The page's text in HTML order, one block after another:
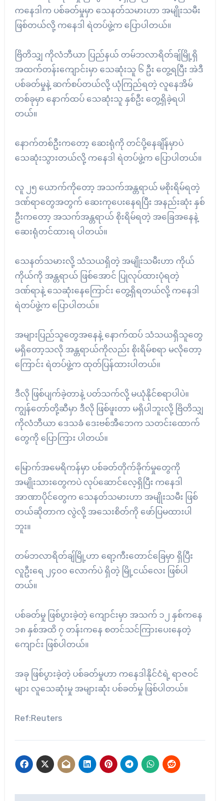
ကနေဒါက ပစ်ခတ်မှုမှာ သေနတ်သမားဟာ အမျိုးသမီး
ဖြစ်တယ်လို့ ကနေဒါ ရဲတပ်ဖွဲ့က ပြောပါတယ်။
ဗြိတိသျှ ကိုလံဘီယာ ပြည်နယ် တမ်ဘလာရိတ်ချ်မြို့ရှိ
အထက်တန်းကျောင်းမှာ သေဆုံးသူ ၆ ဦး တွေ့ရပြီး အဲဒီ
ပစ်ခတ်မှုနဲ့ ဆက်စပ်တယ်လို့ ယုံကြည်ရတဲ့ လူနေအိမ်
တစ်ခုမှာ နောက်ထပ် သေဆုံးသူ နှစ်ဦး တွေ့ရှိခဲ့ရပါ
တယ်။
နောက်တစ်ဦးကတော့ ဆေးရုံကို တင်ပို့နေချိန်မှာပဲ
သေဆုံးသွားတယ်လို့ ကနေဒါ ရဲတပ်ဖွဲ့က ပြောပါတယ်။
လူ ၂၅ ယောက်ကိုတော့ အသက်အန္တရာယ် မစိုးရိမ်ရတဲ့
ဒဏ်ရာတွေအတွက် ဆေးကုပေးနေရပြီး အနည်းဆုံး နှစ်
ဦးကတော့ အသက်အန္တရာယ် စိုးရိမ်ရတဲ့ အခြေအနေနဲ့
ဆေးရုံတင်ထားရ ပါတယ်။
သေနတ်သမားလို့ သံသယရှိတဲ့ အမျိုးသမီးဟာ ကိုယ်
ကိုယ်ကို အန္တရာယ် ဖြစ်အောင် ပြုလုပ်ထားပုံရတဲ့
ဒဏ်ရာနဲ့ သေဆုံးနေကြောင်း တွေ့ရှိရတယ်လို့ ကနေဒါ
ရဲတပ်ဖွဲ့က ပြောပါတယ်။
အများပြည်သူတွေအနေနဲ့ နောက်ထပ် သံသယရှိသူတွေ
မရှိတော့သလို အန္တရာယ်ကိုလည်း စိုးရိမ်စရာ မလိုတော့
ကြောင်း ရဲတပ်ဖွဲ့က ထုတ်ပြန်ထားပါတယ်။
ဒီလို ဖြစ်ပျက်ခဲ့တာနဲ့ ပတ်သက်လို့ မယုံနိုင်စရာပါပဲ။
ကျွန်တော်တို့ဆီမှာ ဒီလို ဖြစ်ဖူးတာ မရှိပါဘူးလို့ ဗြိတိသျှ
ကိုလံဘီယာ ဒေသခံ ဒေးဗစ်အီဘေက သတင်းထောက်
တွေကို ပြောကြား ပါတယ်။
မြောက်အမေရိကန်မှာ ပစ်ခတ်တိုက်ခိုက်မှုတွေကို
အမျိုးသားတွေကပဲ လုပ်ဆောင်လေ့ရှိပြီး ကနေဒါ
အာဏာပိုင်တွေက သေနတ်သမားဟာ အမျိုးသမီး ဖြစ်
တယ်ဆိုတာက လွဲလို့ အသေးစိတ်ကို ဖော်ပြမထားပါ
ဘူး။
တမ်ဘလာရိတ်ချ်မြို့ဟာ ရော့ကီးတောင်ခြေမှာ ရှိပြီး
လူဦးရေ ၂၄၀၀ လောက်ပဲ ရှိတဲ့ မြို့ငယ်လေး ဖြစ်ပါ
တယ်။
ပစ်ခတ်မှု ဖြစ်ပွားခဲ့တဲ့ ကျောင်းမှာ အသက် ၁၂ နှစ်ကနေ
၁၈ နှစ်အထိ ၇ တန်းကနေ စတင်သင်ကြားပေးနေတဲ့
ကျောင်း ဖြစ်ပါတယ်။
အခု ဖြစ်ပွားခဲ့တဲ့ ပစ်ခတ်မှုဟာ ကနေဒါနိုင်ငံရဲ့ ရာဇဝင်
များ လူသေဆုံးမှု အများဆုံး ပစ်ခတ်မှု ဖြစ်ပါတယ်။
Ref:Reuters